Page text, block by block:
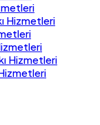
Hizmetleri
Hizmetleri